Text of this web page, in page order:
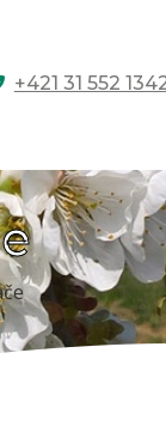
+421 31 552